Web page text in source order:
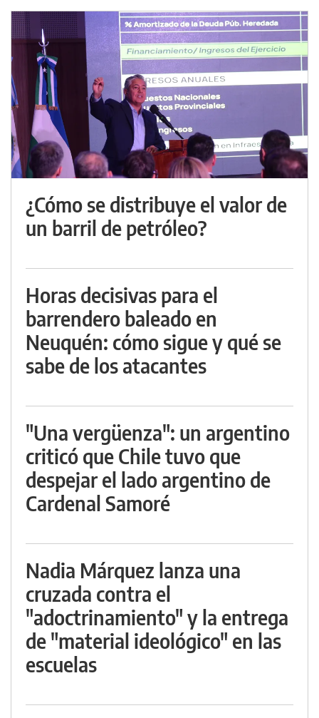
¿Cómo se distribuye el valor de
un barril de petróleo?
Horas decisivas para el
barrendero baleado en
Neuquén: cómo sigue y qué se
sabe de los atacantes
"Una vergüenza": un argentino
criticó que Chile tuvo que
despejar el lado argentino de
Cardenal Samoré
Nadia Márquez lanza una
cruzada contra el
"adoctrinamiento" y la entrega
de "material ideológico" en las
escuelas